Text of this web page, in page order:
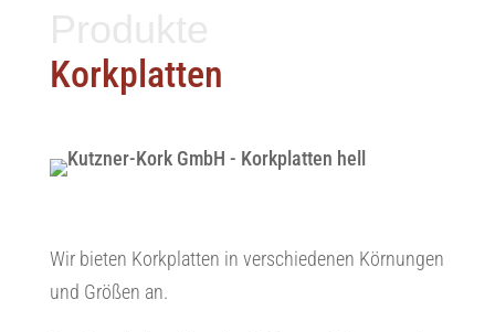
Korkplatten
Wir bieten Korkplatten in verschiedenen Körnungen
und Größen an.